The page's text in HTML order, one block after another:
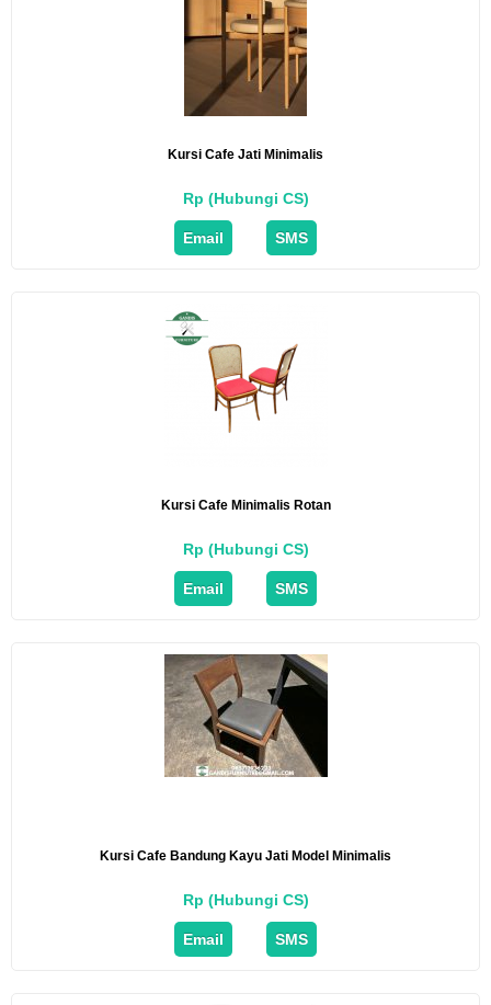
Kursi Cafe Jati Minimalis
Rp (Hubungi CS)
Email SMS
Kursi Cafe Minimalis Rotan
Rp (Hubungi CS)
Email SMS
Kursi Cafe Bandung Kayu Jati Model Minimalis
Rp (Hubungi CS)
Email SMS